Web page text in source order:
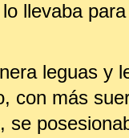
llevaba
leguas y
con más
se